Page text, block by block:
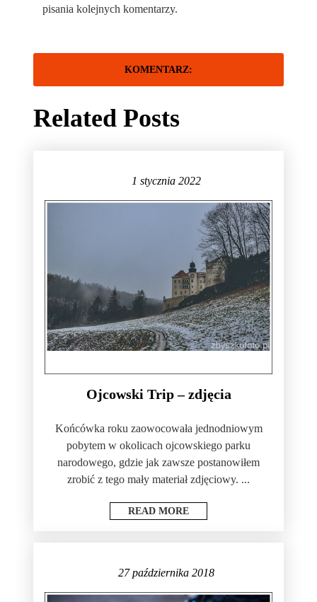
pisania kolejnych komentarzy.
Related Posts
1 stycznia 2022
Ojcowski Trip – zdjęcia
Końcówka roku zaowocowała jednodniowym
pobytem w okolicach ojcowskiego parku
narodowego, gdzie jak zawsze postanowiłem
zrobić z tego mały materiał zdjęciowy. ...
READ MORE
27 października 2018